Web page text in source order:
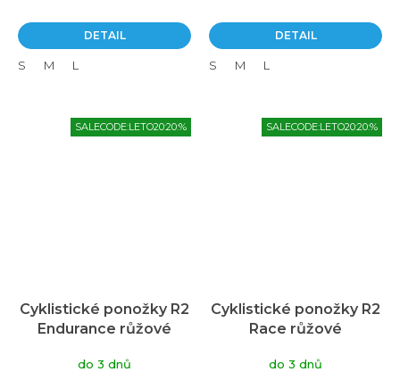
DETAIL
S M L
DETAIL
S M L
SALECODE:LETO20:20:%
Cyklistické ponožky R2
Endurance růžové
do 3 dnů
SALECODE:LETO20:20:%
Cyklistické ponožky R2
Race růžové
do 3 dnů